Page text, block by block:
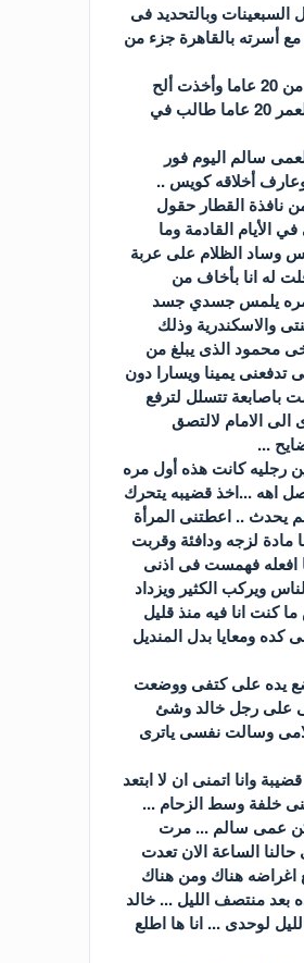
وبالتحديد فى
ان أقضى مع أسرته بالقاهرة جزء من
كان الحلم يراودني كثيرا بالسفر إلى القاهرة والإقامة فى الإجازة الصيفية عند عمى سالم الذي يعيش بالقاهرة هو وأسرته منذ أكثر من 20 عاما وأخذت ألح
على أبى حتى وافق أخيرا على سفري وارسالى إلى القاهرة مع شاب قريب والدتي من بعيد اسمه خالد .. وخالد هذا شاب يبلغ من العمر 20 عاما طالب في
سالم اليوم فور
أخلاقه كويس ..
نافذة القطار حقول
القادمة وما
وساد الظلام على عربة
له انا بأخاف من
مره يلمس جسدي جسد
والاسكندرية وذلك
محمود الذى يبلغ من
تدفعنى يمينا ويسارا دون
تتسلل لترفع
الامام لالتصق
...
رجليه كانت هذه أول مره
اهه ...اخذ قضيبه يتحرك
يحدث .. اعطتنى المرأة
لزجه ودافئة وقربت
افعله فهمست فى اذنى
ويركب الكثير ويزداد
كنت انا فيه منذ قليل
ومعايا بدل المنديل
يده على كتفى ووضعت
على رجل خالد وشئ
وسالت نفسى ياترى
وانا اتمنى ان لا ابتعد
يدى ليسحبنى خلفة وسط الزحام ...
عمى سالم ... مرت
الساعة الان تعدت
اغراضه هناك ومن هناك
بعد منتصف الليل ... خالد
لوحدى ... انا ها اطلع